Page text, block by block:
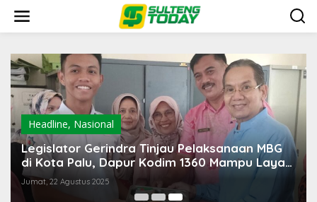
konten
Headline, Nasional
Legislator Gerindra Tinjau Pelaksanaan MBG
di Kota Palu, Dapur Kodim 1360 Mampu Layani
4.000 Siswa
Jumat, 22 Agustus 2025